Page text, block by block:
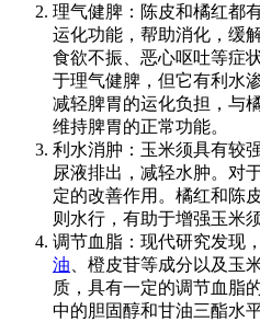
理气健脾：陈皮和橘红都
运化功能，帮助消化，缓
食欲不振、恶心呕吐等症
于理气健脾，但它有利水
减轻脾胃的运化负担，与
维持脾胃的正常功能。
利水消肿：玉米须具有较
尿液排出，减轻水肿。对
定的改善作用。橘红和陈
则水行，有助于增强玉米
调节血脂：现代研究发现
油 、橙皮苷等成分以及玉
质，具有一定的调节血脂
中的胆固醇和甘油三酯水